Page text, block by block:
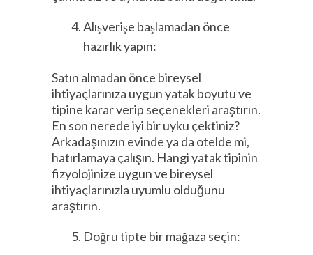
Alışverişe başlamadan önce
hazırlık yapın:
Satın almadan önce bireysel
ihtiyaçlarınıza uygun yatak boyutu ve
tipine karar verip seçenekleri araştırın.
En son nerede iyi bir uyku çektiniz?
Arkadaşınızın evinde ya da otelde mi,
hatırlamaya çalışın. Hangi yatak tipinin
fizyolojinize uygun ve bireysel
ihtiyaçlarınızla uyumlu olduğunu
araştırın.
Doğru tipte bir mağaza seçin: